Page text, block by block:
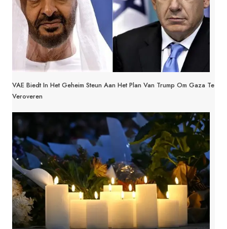
VAE Biedt In Het Geheim Steun Aan Het Plan Van Trump Om Gaza Te
Veroveren